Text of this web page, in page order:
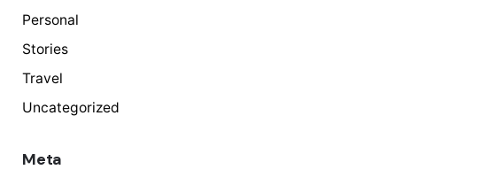
Personal
Stories
Travel
Uncategorized
Meta